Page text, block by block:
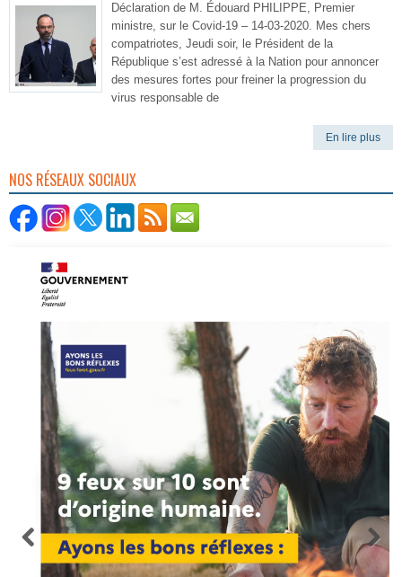
Déclaration de M. Édouard PHILIPPE, Premier
ministre, sur le Covid-19 – 14-03-2020. Mes chers
compatriotes, Jeudi soir, le Président de la
République s’est adressé à la Nation pour annoncer
des mesures fortes pour freiner la progression du
virus responsable de
En lire plus
NOS RÉSEAUX SOCIAUX